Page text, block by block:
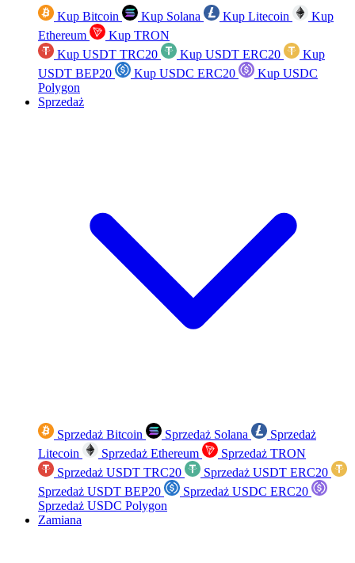
Kup Bitcoin Kup Solana Kup Litecoin
Kup
Ethereum
Kup TRON
Kup USDT TRC20
Kup USDT ERC20
Kup
USDT BEP20
Kup USDC ERC20
Kup USDC
Polygon
Sprzedaż
Sprzedaż Bitcoin Sprzedaż Solana
Sprzedaż
Litecoin
Sprzedaż Ethereum
Sprzedaż TRON
Sprzedaż USDT TRC20
Sprzedaż USDT ERC20
Sprzedaż USDT BEP20
Sprzedaż USDC ERC20
Sprzedaż USDC Polygon
Zamiana